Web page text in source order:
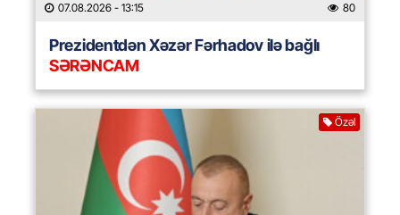
07.08.2026 - 13:15 80
Prezidentdən Xəzər Fərhadov ilə bağlı
SƏRƏNCAM
Özəl